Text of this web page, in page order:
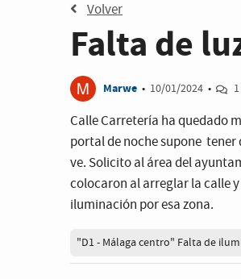
Volver
Falta de
M Marwe • 10/01/2024 •
Calle Carretería ha quedado
portal de noche supone
ve. Solicito al área del
colocaron al arreglar la calle
iluminación por esa zona.
"D1 - Málaga centro" Falta de